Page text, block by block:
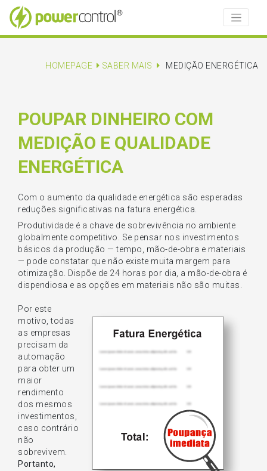
HOMEPAGE SABER MAIS MEDIÇÃO ENERGÉTICA
POUPAR DINHEIRO COM
MEDIÇÃO E QUALIDADE
ENERGÉTICA
Com o aumento da qualidade energética são esperadas
reduções significativas na fatura energética.
Produtividade é a chave de sobrevivência no ambiente
globalmente competitivo. Se pensar nos investimentos
básicos da produção — tempo, mão-de-obra e materiais
— pode constatar que não existe muita margem para
otimização. Dispõe de 24 horas por dia, a mão-de-obra é
dispendiosa e as opções em materiais não são muitas.
Por este
motivo, todas
as empresas
precisam da
automação
para obter um
maior
rendimento
dos mesmos
investimentos,
caso contrário
não
sobrevivem.
Portanto,